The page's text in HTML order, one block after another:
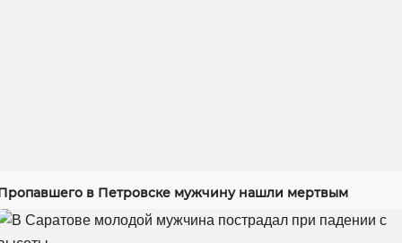
в Петровске мужчину нашли мертвым